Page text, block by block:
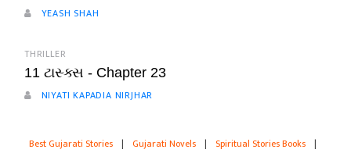
YEASH SHAH
THRILLER
11 ટાસ્ક્સ - Chapter 23
NIYATI KAPADIA NIRJHAR
Best Gujarati Stories | Gujarati Novels | Spiritual Stories Books |